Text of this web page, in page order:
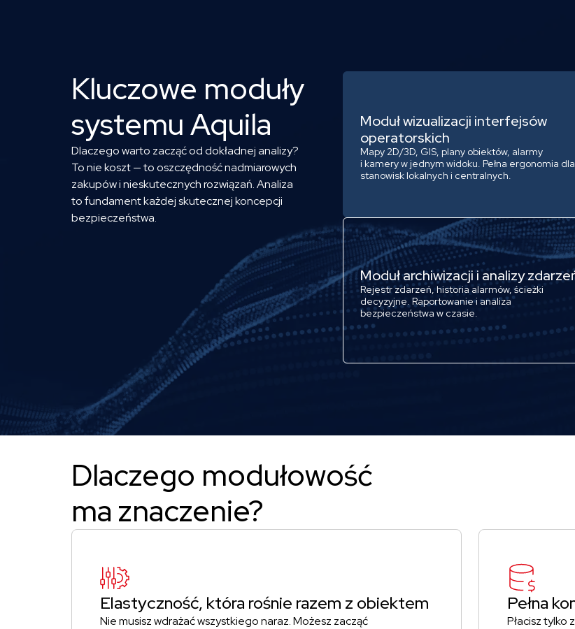
Kluczowe moduły
systemu Aquila
Dlaczego warto zacząć od dokładnej analizy?
To nie koszt — to oszczędność nadmiarowych
zakupów i nieskutecznych rozwiązań. Analiza
to fundament każdej skutecznej koncepcji
bezpieczeństwa.
Moduł wizualizacji interfejsów
operatorskich
Mapy 2D/3D, GIS, plany obiektów, alarmy
i kamery w jednym widoku. Pełna ergonomia dla
stanowisk lokalnych i centralnych.
Moduł archiwizacji i analizy
Rejestr zdarzeń, historia alarmów, ścieżki
decyzyjne. Raportowanie i analiza
bezpieczeństwa w czasie.
Dlaczego modułowość
ma znaczenie?
Elastyczność, która rośnie razem z obiektem
Nie musisz wdrażać wszystkiego naraz. Możesz zacząć
Pełna
Płacisz